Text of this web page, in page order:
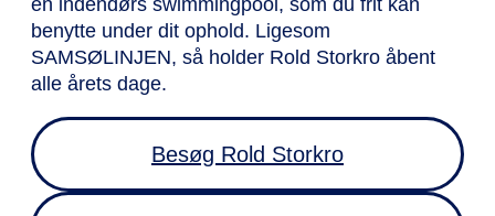
en indendørs swimmingpool, som du frit kan
benytte under dit ophold. Ligesom
SAMSØLINJEN, så holder Rold Storkro åbent
alle årets dage.
Besøg Rold Storkro